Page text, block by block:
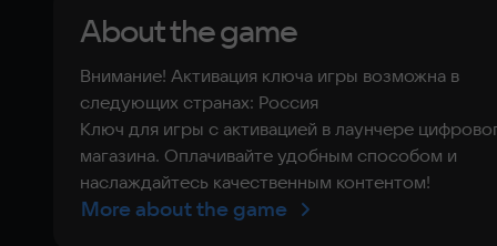
About the game
Внимание! Активация ключа игры возможна в
следующих странах: Россия
Ключ для игры с активацией в лаунчере
магазина. Оплачивайте удобным способом и
наслаждайтесь качественным контентом!
More about the game